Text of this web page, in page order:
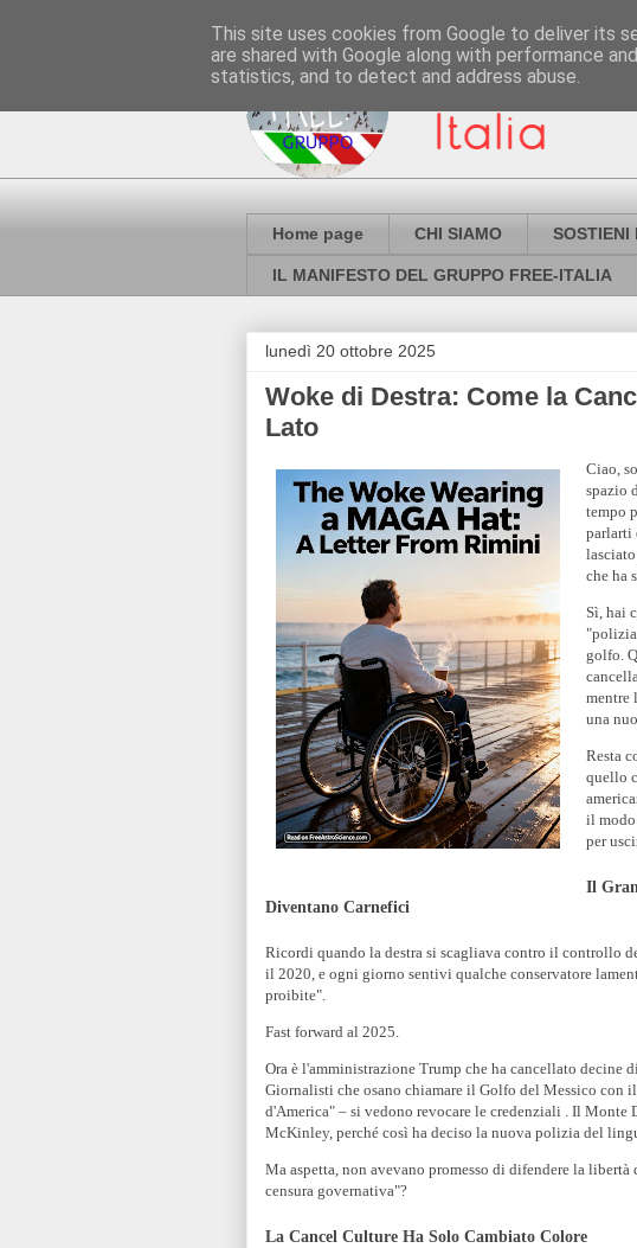
Home page CHI SIAMO SOSTIENI
IL MANIFESTO DEL GRUPPO FREE-ITALIA
lunedì 20 ottobre 2025
Woke di Destra: Come la
Lato
Ciao,
spazio
tempo
parlarti
che ha
Sì, hai
"polizia
golfo.
mentre
una
Resta
quello
il modo
per
Il
Diventano Carnefici
Ricordi quando la destra si scagliava contro il controllo
il 2020, e ogni giorno sentivi qualche conservatore
proibite".
Fast forward al 2025.
Ora è l'amministrazione Trump che ha cancellato decine
Giornalisti che osano chiamare il Golfo del Messico con
d'America" – si vedono revocare le credenziali . Il Monte
McKinley, perché così ha deciso la nuova polizia del
Ma aspetta, non avevano promesso di difendere la
censura governativa"?
La Cancel Culture Ha Solo Cambiato Colore
This site uses cookies from Google to deliver its
are shared with Google along with performance
statistics, and to detect and address abuse.